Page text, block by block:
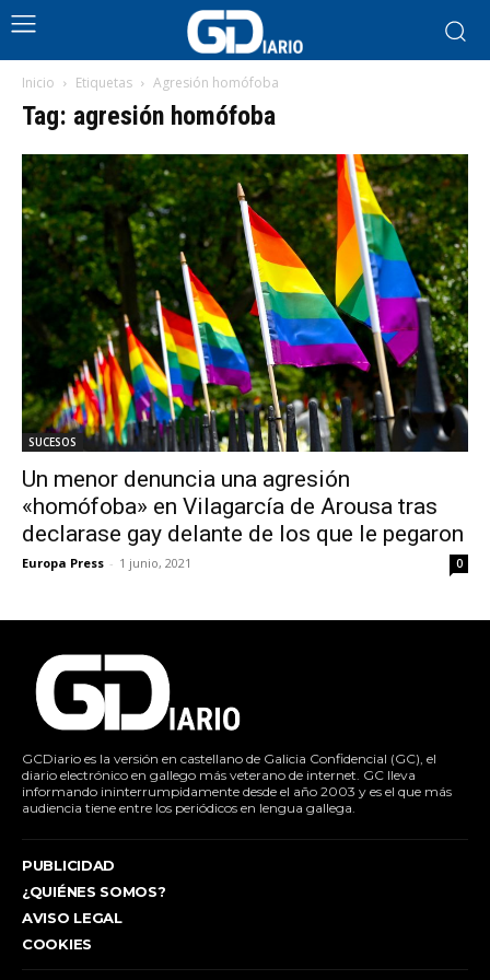
Inicio Etiquetas Agresión homófoba
Tag: agresión homófoba
SUCESOS
Un menor denuncia una agresión
«homófoba» en Vilagarcía de Arousa tras
declarase gay delante de los que le pegaron
Europa Press - 1 junio, 2021 0
GCDiario es la versión en castellano de Galicia Confidencial (GC), el
diario electrónico en gallego más veterano de internet. GC lleva
informando ininterrumpidamente desde el año 2003 y es el que más
audiencia tiene entre los periódicos en lengua gallega.
PUBLICIDAD
¿QUIÉNES SOMOS?
AVISO LEGAL
COOKIES